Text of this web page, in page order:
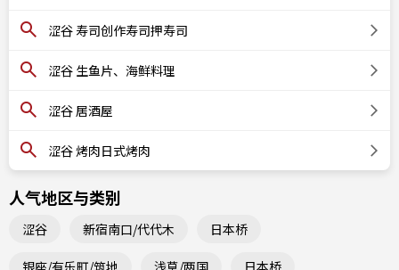
涩谷 寿司创作寿司押寿司
涩谷 生鱼片、海鲜料理
涩谷 居酒屋
涩谷 烤肉日式烤肉
人气地区与类别
涩谷 新宿南口/代代木 日本桥
银座/有乐町/筑地 浅草/两国 日本桥